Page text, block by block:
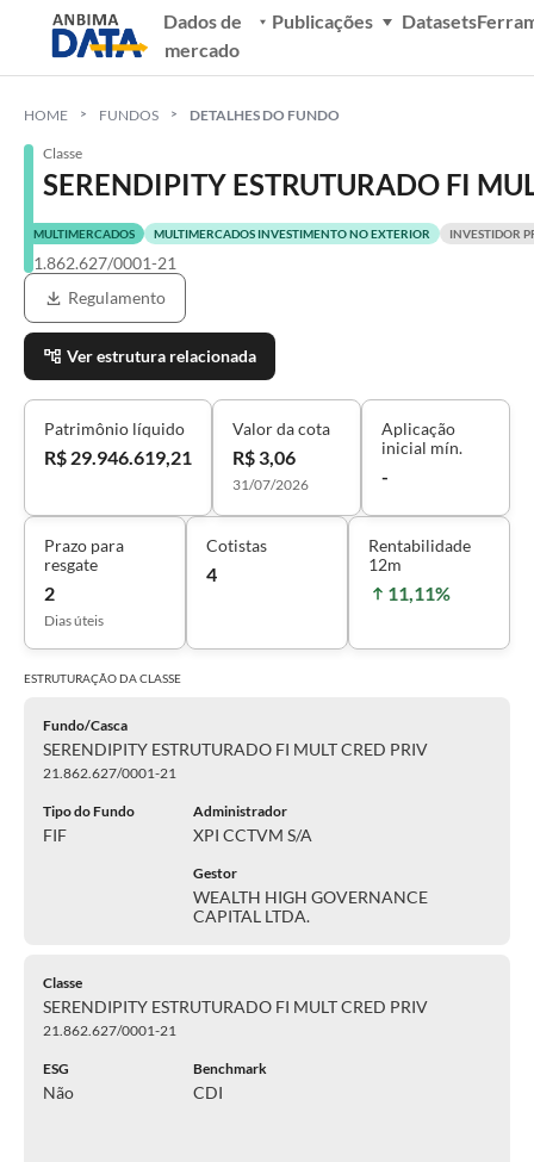
Dados de
mercado
Publicações Datasets
HOME FUNDOS DETALHES DO FUNDO
Classe
SERENDIPITY ESTRUTURADO FI
MULTIMERCADOS MULTIMERCADOS INVESTIMENTO NO EXTERIOR INVESTIDOR
21.862.627/0001-21
Regulamento
Ver estrutura relacionada
Patrimônio líquido
R$ 29.946.619,21
Valor da cota
R$ 3,06
31/07/2026
Aplicação
inicial mín.
-
Prazo para
resgate
2
Dias úteis
Cotistas
4
Rentabilidade
12m
11,11%
ESTRUTURAÇÃO DACLASSE
Fundo/Casca
SERENDIPITY ESTRUTURADO FI MULT CRED PRIV
21.862.627/0001-21
Tipo do Fundo
FIF
Administrador
XPI CCTVM S/A
Gestor
WEALTH HIGH GOVERNANCE
CAPITAL LTDA.
Classe
SERENDIPITY ESTRUTURADO FI MULT CRED PRIV
21.862.627/0001-21
ESG
Não
Benchmark
CDI